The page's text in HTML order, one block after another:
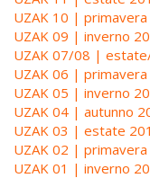
UZAK 10 | primavera
UZAK 09 | inverno
UZAK 07/08 |
UZAK 06 |
UZAK 05 | inverno
UZAK 04 | autunno
UZAK 03 | estate
UZAK 02 | primavera
UZAK 01 | inverno